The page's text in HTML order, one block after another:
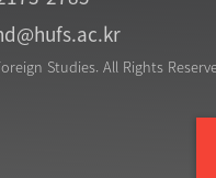
Studies. All Rights